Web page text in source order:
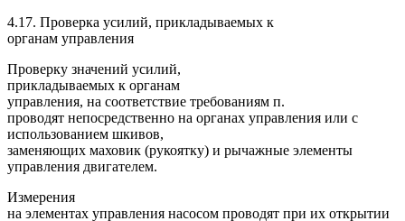
4.17. Проверка усилий, прикладываемых к
органам управления
Проверку значений усилий,
прикладываемых к органам
управления, на соответствие требованиям п.
проводят непосредственно на органах управления или с
использованием шкивов,
заменяющих маховик (рукоятку) и рычажные элементы
управления двигателем.
Измерения
на элементах управления насосом проводят при их открытии